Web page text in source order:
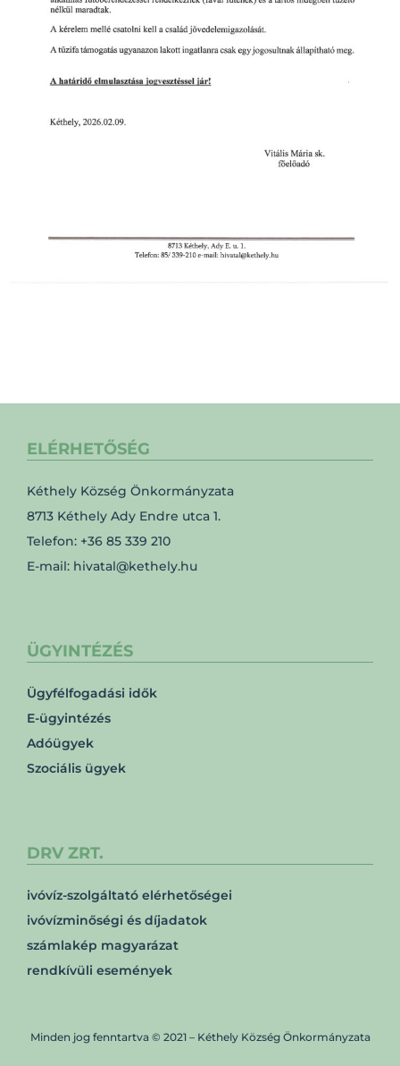
ELÉRHETŐSÉG
Kéthely Község Önkormányzata
8713 Kéthely Ady Endre utca 1.
Telefon: +36 85 339 210
E-mail: hivatal@kethely.hu
ÜGYINTÉZÉS
Ügyfélfogadási idők
E-ügyintézés
Adóügyek
Szociális ügyek
DRV ZRT.
ivóvíz-szolgáltató elérhetőségei
ivóvízminőségi és díjadatok
számlakép magyarázat
rendkívüli események
Minden jog fenntartva © 2021 – Kéthely Község Önkormányzata